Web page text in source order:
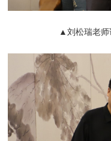
▲刘松瑞老师